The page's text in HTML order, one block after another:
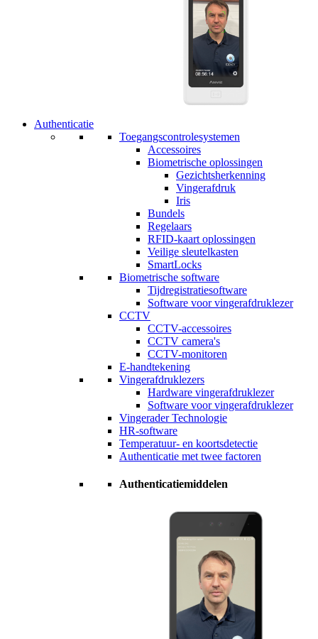
Authenticatie
Toegangscontrolesystemen
Accessoires
Biometrische oplossingen
Gezichtsherkenning
Vingerafdruk
Iris
Bundels
Regelaars
RFID-kaart oplossingen
Veilige sleutelkasten
SmartLocks
Biometrische software
Tijdregistratiesoftware
Software voor vingerafdruklezer
CCTV
CCTV-accessoires
CCTV camera's
CCTV-monitoren
E-handtekening
Vingerafdruklezers
Hardware vingerafdruklezer
Software voor vingerafdruklezer
Vingerader Technologie
HR-software
Temperatuur- en koortsdetectie
Authenticatie met twee factoren
Authenticatiemiddelen